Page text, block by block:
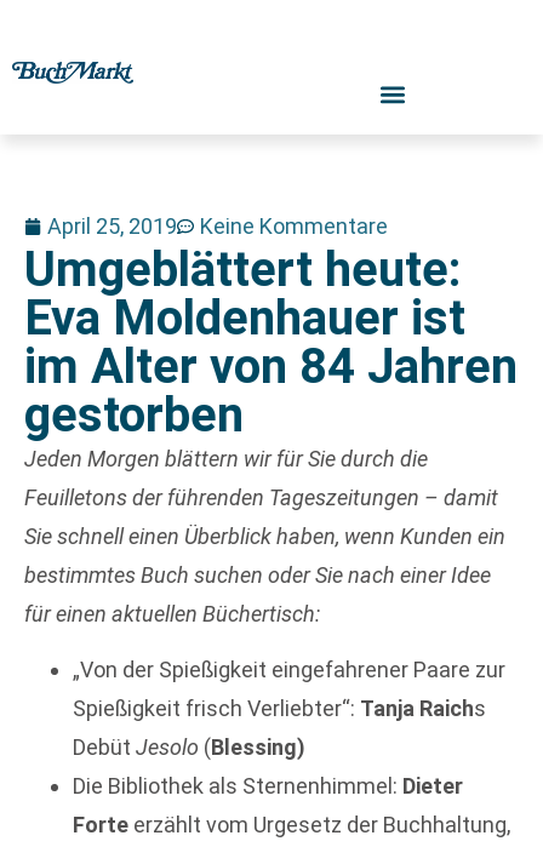
April 25, 2019 Keine Kommentare
Umgeblättert heute:
Eva Moldenhauer ist
im Alter von 84 Jahren
gestorben
Jeden Morgen blättern wir für Sie durch die
Feuilletons der führenden Tageszeitungen – damit
Sie schnell einen Überblick haben, wenn Kunden ein
bestimmtes Buch suchen oder Sie nach einer Idee
für einen aktuellen Büchertisch:
„Von der Spießigkeit eingefahrener Paare zur
Spießigkeit frisch Verliebter“: Tanja Raichs
Debüt Jesolo (Blessing)
Die Bibliothek als Sternenhimmel: Dieter
Forte erzählt vom Urgesetz der Buchhaltung,